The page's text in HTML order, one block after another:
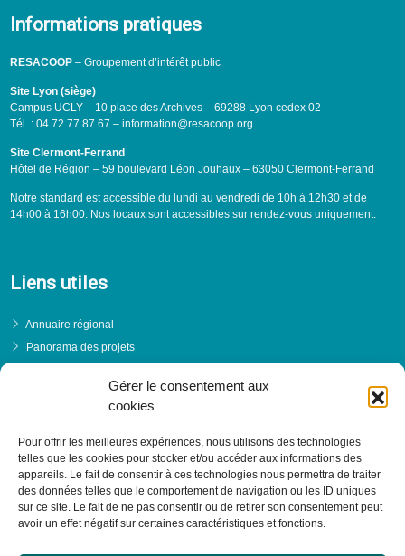
Gérer le consentement aux
cookies
Pour offrir les meilleures expériences, nous utilisons des technologies
telles que les cookies pour stocker et/ou accéder aux informations des
appareils. Le fait de consentir à ces technologies nous permettra de traiter
des données telles que le comportement de navigation ou les ID uniques
sur ce site. Le fait de ne pas consentir ou de retirer son consentement peut
avoir un effet négatif sur certaines caractéristiques et fonctions.
Informations pratiques
RESACOOP– Groupement d’intérêt public
Site Lyon (siège)
Campus UCLY – 10 place des Archives – 69288 Lyon cedex 02
Tél. : 04 72 77 87 67 – information@resacoop.org
Site Clermont-Ferrand
Hôtel de Région – 59 boulevard Léon Jouhaux – 63050 Clermont-Ferrand
Notre standard est accessible du lundi au vendredi de 10h à 12h30 et de
14h00 à 16h00. Nos locaux sont accessibles sur rendez-vous uniquement.
Liens utiles
Annuaire régional
Panorama des projets